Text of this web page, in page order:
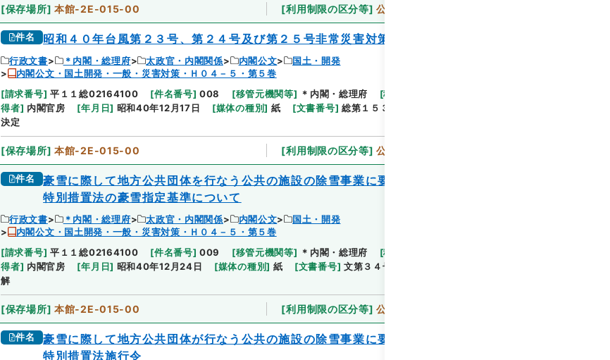
[保存場所] 本館-2E-015-00 [利用制限の区分等] 公開
件名 昭和４０年台風第２３号、第２４号及び第２５号非常災害対策本部の廃止について
行政文書 ＊内閣・総理府 太政官・内閣関係 内閣公文
国土・開発
内閣公文・国土開発・一般・災害対策・Ｈ０４－５・第５巻
[請求番号] 平１１総02164100 [件名番号] 008 [移管元機関等] ＊内閣・総理府 [移管等年度
得者] 内閣官房 [年月日] 昭和40年12月17日 [媒体の種別] 紙 [文書番号] 総第１５３号
決定
[保存場所] 本館-2E-015-00 [利用制限の区分等] 公開
件名
豪雪に際して地方公共団体を行なう公共の施設の除雪事業に要する費用の補助に関する
特別措置法の豪雪指定基準について
行政文書 ＊内閣・総理府 太政官・内閣関係 内閣公文
国土・開発
内閣公文・国土開発・一般・災害対策・Ｈ０４－５・第５巻
[請求番号] 平１１総02164100 [件名番号] 009 [移管元機関等] ＊内閣・総理府 [移管等年度
得者] 内閣官房 [年月日] 昭和40年12月24日 [媒体の種別] 紙 [文書番号] 文第３４号
解
[保存場所] 本館-2E-015-00 [利用制限の区分等] 公開
件名
豪雪に際して地方公共団体が行なう公共の施設の除雪事業に要する費用の補助に関する
特別措置法施行令